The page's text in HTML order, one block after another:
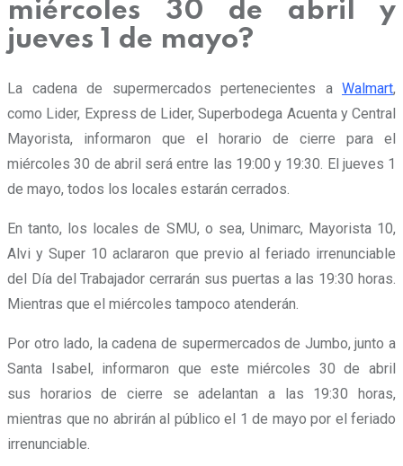
miércoles 30 de abril y
jueves 1 de mayo?
La cadena de supermercados pertenecientes a Walmart,
como Lider, Express de Lider, Superbodega Acuenta y Central
Mayorista, informaron que el horario de cierre para el
miércoles 30 de abril será entre las 19:00 y 19:30. El jueves 1
de mayo, todos los locales estarán cerrados.
En tanto, los locales de SMU, o sea, Unimarc, Mayorista 10,
Alvi y Super 10 aclararon que previo al feriado irrenunciable
del Día del Trabajador cerrarán sus puertas a las 19:30 horas.
Mientras que el miércoles tampoco atenderán.
Por otro lado, la cadena de supermercados de Jumbo, junto a
Santa Isabel, informaron que este miércoles 30 de abril
sus horarios de cierre se adelantan a las 19:30 horas,
mientras que no abrirán al público el 1 de mayo por el feriado
irrenunciable.